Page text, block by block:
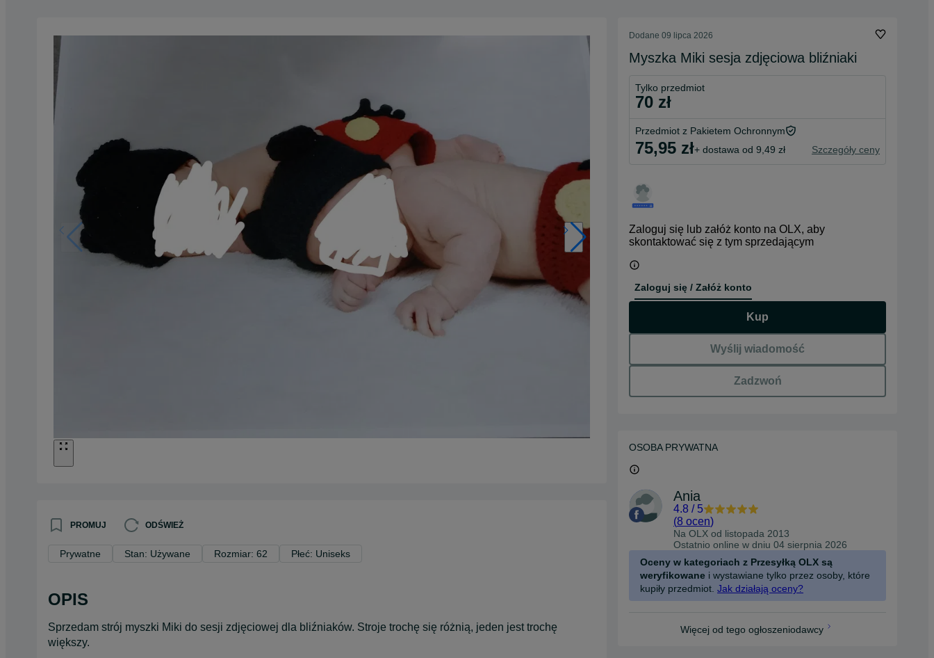
PROMUJ ODŚWIEŻ
Prywatne Stan: Używane Rozmiar: 62 Płeć: Uniseks
OPIS
Sprzedam strój myszki Miki do sesji zdjęciowej dla bliźniaków. Stroje trochę się różnią, jeden jest trochę
większy.
Dodane 09 lipca 2026
Myszka Miki sesja zdjęciowa bliźniaki
Tylko przedmiot
70 zł
Przedmiot z Pakietem Ochronnym
75,95 zł+ dostawa od 9,49 zł Szczegóły ceny
Zaloguj się lub załóż konto na OLX, aby
skontaktować się z tym sprzedającym
Zaloguj się / Załóż konto
Kup
Wyślij wiadomość
Zadzwoń
OSOBA PRYWATNA
Ania
4.8 / 5
(8 ocen)
Na OLX od listopada 2013
Ostatnio online w dniu 04 sierpnia 2026
Oceny w kategoriach z Przesyłką OLX są
weryfikowane i wystawiane tylko przez osoby, które
kupiły przedmiot. Jak działają oceny?
Więcej od tego ogłoszeniodawcy